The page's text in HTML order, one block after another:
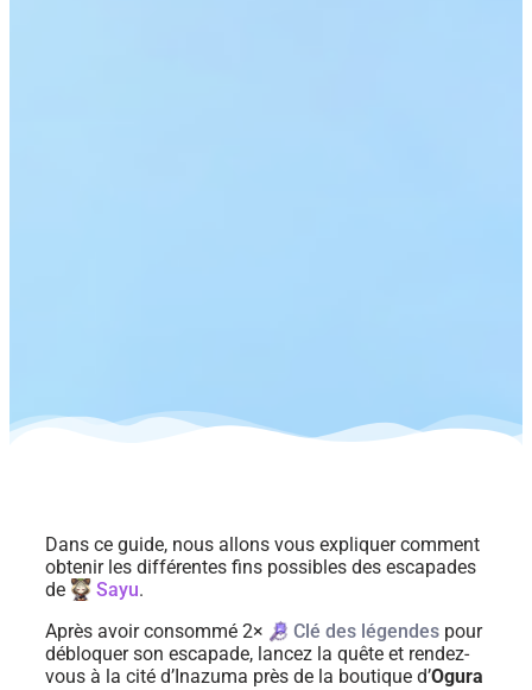
Dans ce guide, nous allons vous expliquer comment
obtenir les différentes fins possibles des escapades
de
Sayu.
Après avoir consommé 2×
Clé des légendes pour
débloquer son escapade, lancez la quête et rendez-
vous à la cité d’Inazuma près de la boutique d’Ogura